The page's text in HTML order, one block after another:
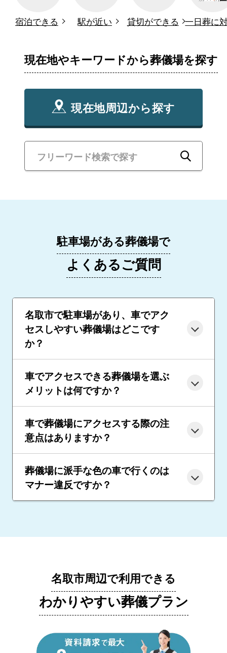
宿泊できる 駅が近い 貸切ができる 一日葬に
現在地やキーワードから葬儀場を探す
現在地周辺から探す
駐車場がある葬儀場で
よくあるご質問
名取市で駐車場があり、車でアク
セスしやすい葬儀場はどこです
か？
車でアクセスできる葬儀場を選ぶ
メリットは何ですか？
車で葬儀場にアクセスする際の注
意点はありますか？
葬儀場に派手な色の車で行くのは
マナー違反ですか？
名取市周辺で利用できる
わかりやすい葬儀プラン